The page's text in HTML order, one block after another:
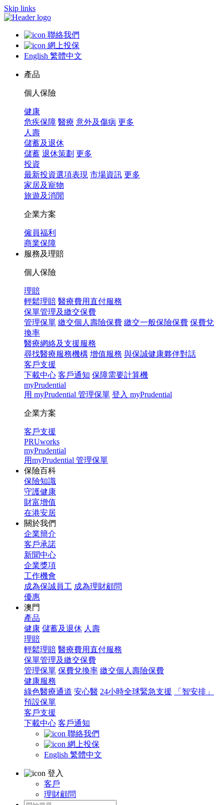
Skip links
聯絡我們
網上投保
English 繁體中文
產品
個人保險
健康
危疾保障 醫療 意外及傷病 更多
人壽
儲蓄及退休
儲蓄 退休策劃 更多
投資
最新投資選項表現 市場資訊 更多
家居及寵物
旅遊及消閒
企業方案
僱員福利
商業保障
服務及理賠
個人保險
理賠
輕鬆理賠 醫療費用直付服務
保單管理及繳交保費
管理保單 繳交個人壽險保費 繳交一般保險保費 保費兌
換率
醫療網絡及支援服務
尋找醫療服務機構 增值服務 與保誠健康夥伴對話
客戶支援
下載中心 客戶通知 保障需要計算機
myPrudential
用 myPrudential 管理保單 登入 myPrudential
企業方案
客戶支援
PRUworks
myPrudential
用myPrudential 管理保單
保險百科
保險知識
守護健康
財富增值
在港安居
關於我們
企業簡介
客戶承諾
新聞中心
企業獎項
工作機會
成為保誠員工 成為理財顧問
優惠
澳門
產品
健康 儲蓄及退休 人壽
理賠
輕鬆理賠 醫療費用直付服務
保單管理及繳交保費
管理保單 保費兌換率 繳交個人壽險保費
健康服務
綠色醫療通道 安心醫 24小時全球緊急支援
「智安排」
預設保單
客戶支援
下載中心 客戶通知
聯絡我們
網上投保
English 繁體中文
登入
客戶
理財顧問